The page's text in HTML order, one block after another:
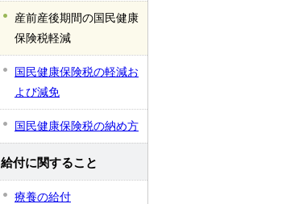
産前産後期間の国民健康
保険税軽減
国民健康保険税の軽減お
よび減免
国民健康保険税の納め方
給付に関すること
療養の給付